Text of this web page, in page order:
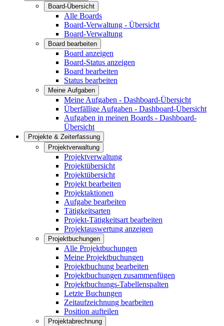
Board-Übersicht
Alle Boards
Board-Verwaltung - Übersicht
Board-Verwaltung
Board bearbeiten
Board anzeigen
Board-Status anzeigen
Board bearbeiten
Status bearbeiten
Meine Aufgaben
Meine Aufgaben - Dashboard-Übersicht
Überfällige Aufgaben - Dashboard-Übersicht
Aufgaben in meinen Boards - Dashboard-
Übersicht
Projekte & Zeiterfassung
Projektverwaltung
Projektverwaltung
Projektübersicht
Projektübersicht
Projekt bearbeiten
Projektaktionen
Aufgabe bearbeiten
Tätigkeitsarten
Projekt-Tätigkeitsart bearbeiten
Projektauswertung anzeigen
Projektbuchungen
Alle Projektbuchungen
Meine Projektbuchungen
Projektbuchung bearbeiten
Projektbuchungen zusammenfügen
Projektbuchungs-Tabellenspalten
Letzte Buchungen
Zeitaufzeichnung bearbeiten
Position aufteilen
Projektabrechnung